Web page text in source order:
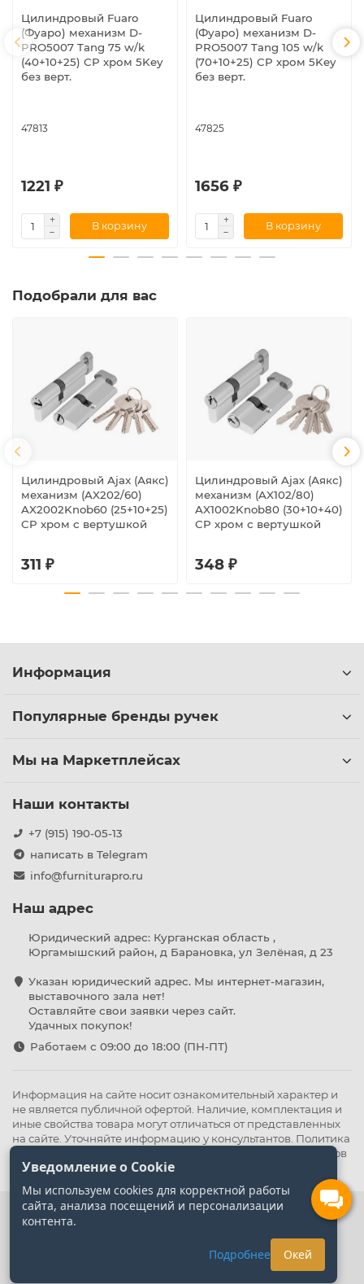
Цилиндровый Fuaro
(Фуаро) механизм D-
PRO5007 Tang 75 w/k
(40+10+25) CP хром 5Key
без верт.
47813
1221 ₽
В корзину
Цилиндровый Fuaro
(Фуаро) механизм D-
PRO5007 Tang 105 w/k
(70+10+25) CP хром 5Key
без верт.
47825
1656 ₽
В корзину
Подобрали для вас
Цилиндровый Ajax (Аякс)
механизм (AX202/60)
AX2002Knob60 (25+10+25)
CP хром с вертушкой
311 ₽
Цилиндровый Ajax (Аякс)
механизм (AX102/80)
AX1002Knob80 (30+10+40)
CP хром с вертушкой
348 ₽
Информация
Популярные бренды ручек
Мы на Маркетплейсах
Наши контакты
+7 (915) 190-05-13
написать в Telegram
info@furniturapro.ru
Наш адрес
Юридический адрес: Курганская область ,
Юргамышский район, д Барановка, ул Зелёная, д 23
Указан юридический адрес. Мы интернет-магазин,
выставочного зала нет!
Оставляйте свои заявки через сайт.
Удачных покупок!
Работаем с 09:00 до 18:00 (ПН-ПТ)
Информация на сайте носит ознакомительный характер и
не является публичной офертой. Наличие, комплектация и
иные свойства товара могут отличаться от представленных
на сайте. Уточняйте информацию у консультантов. Политика
Политика обработки файлов
cookie
Уведомление о Cookie
Мы используем cookies для корректной работы
сайта, анализа посещений и персонализации
контента.
Подробнее Окей